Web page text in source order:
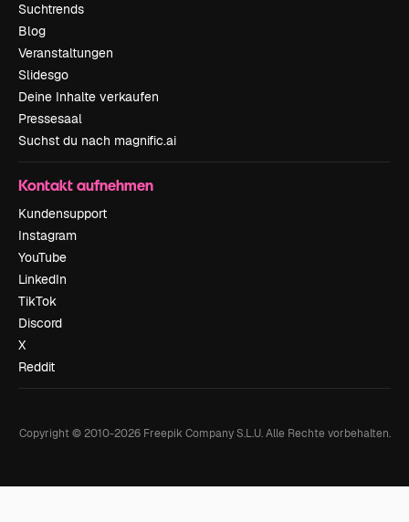
Suchtrends
Blog
Veranstaltungen
Slidesgo
Deine Inhalte verkaufen
Pressesaal
Suchst du nach magnific.ai
Kontakt aufnehmen
Kundensupport
Instagram
YouTube
LinkedIn
TikTok
Discord
X
Reddit
Copyright © 2010-2026Freepik Company S.L.U. Alle Rechte vorbehalten.